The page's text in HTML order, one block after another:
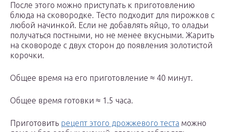
После этого можно приступать к приготовлению
блюда на сковородке. Тесто подходит для пирожков с
любой начинкой. Если не добавлять яйцо, то оладьи
получаться постными, но не менее вкусными. Жарить
на сковороде с двух сторон до появления золотистой
корочки.
Общее время на его приготовление ≈ 40 минут.
Общее время готовки ≈ 1.5 часа.
Приготовить рецепт этого дрожжевого теста можно